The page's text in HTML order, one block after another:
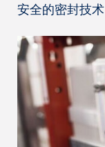
安全的密封技术